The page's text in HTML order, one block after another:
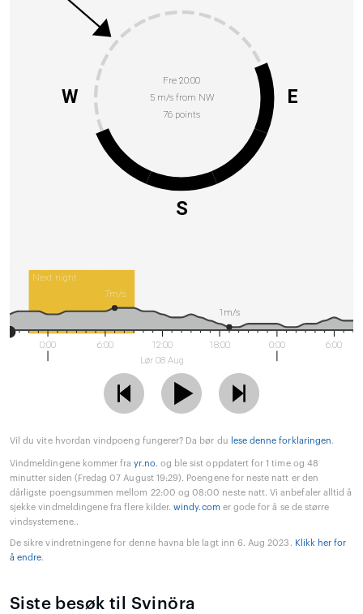
Fre 20:00
5 m/s from NW
76 points
E
S
W
Next night
0:00 6:00
12:00
Lør 08 Aug
18:00 0:00 6:00
7m/s
1m/s
Vil du vite hvordan vindpoeng fungerer? Da bør du lese denne forklaringen.
Vindmeldingene kommer frayr.no, og ble sist oppdatert for 1 time og 48
minutter siden (Fredag 07 August 19:29). Poengene for neste natt er den
dårligste poengsummen mellom 22:00 og 08:00 neste natt. Vi anbefaler alltid å
sjekke vindmeldingene fra flere kilder.windy.comer gode for å se de større
vindsystemene..
De sikre vindretningene for denne havna ble lagt inn 6. Aug 2023. Klikk her for
å endre.
Siste besøk til Svinöra